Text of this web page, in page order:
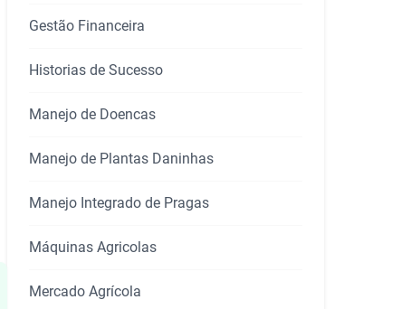
Gestão Financeira
Historias de Sucesso
Manejo de Doencas
Manejo de Plantas Daninhas
Manejo Integrado de Pragas
Máquinas Agricolas
Mercado Agrícola